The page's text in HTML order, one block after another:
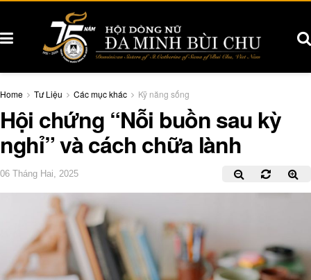
Home Tư Liệu Các mục khác Kỹ năng sống
Hội chứng “Nỗi buồn sau kỳ
nghỉ” và cách chữa lành
06 Tháng Hai, 2025